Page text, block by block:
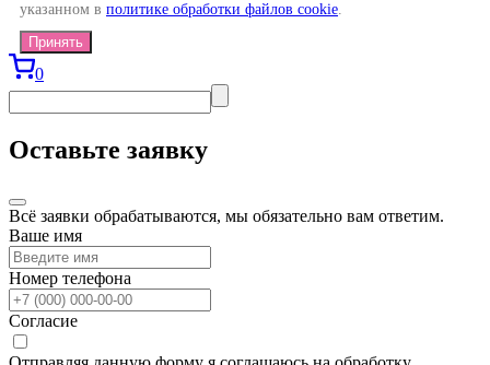
указанном в политике обработки файлов cookie.
Принять
0
Оставьте заявку
Всё заявки обрабатываются, мы обязательно вам ответим.
Ваше имя
Номер телефона
Согласие